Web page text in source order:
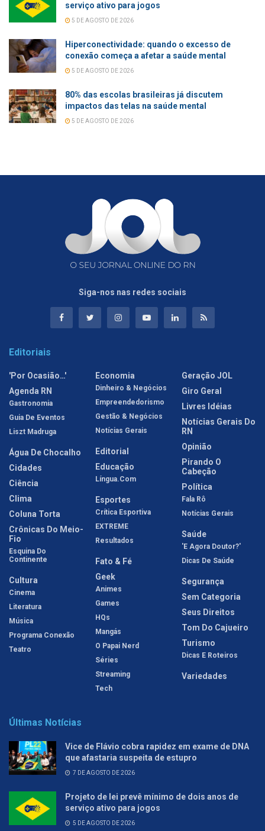
serviço ativo para jogos
5 DE AGOSTO DE 2026
Hiperconectividade: quando o excesso de
conexão começa a afetar a saúde mental
5 DE AGOSTO DE 2026
80% das escolas brasileiras já discutem
impactos das telas na saúde mental
5 DE AGOSTO DE 2026
Siga-nos nas redes sociais
Editoriais
'Por Ocasião…'
Agenda RN
Gastronomia
Guia De Eventos
Liszt Madruga
Água De Chocalho
Cidades
Ciência
Clima
Coluna Torta
Crônicas Do Meio-
Fio
Esquina Do
Continente
Cultura
Cinema
Literatura
Música
Programa Conexão
Teatro
Economia
Dinheiro & Negócios
Empreendedorismo
Gestão & Negócios
Notícias Gerais
Editorial
Educação
Língua.com
Esportes
Crítica Esportiva
EXTREME
Resultados
Fato & Fé
Geek
Animes
Games
HQs
Mangás
O Papai Nerd
Séries
Streaming
Tech
Geração JOL
Giro Geral
Livres Idéias
Notícias Gerais Do
RN
Opinião
Pirando O
Cabeção
Política
Fala Rô
Notícias Gerais
Saúde
'E Agora Doutor?'
Dicas De Saúde
Segurança
Sem Categoria
Seus Direitos
Tom Do Cajueiro
Turismo
Dicas E Roteiros
Variedades
Últimas Notícias
Vice de Flávio cobra rapidez em exame de DNA
que afastaria suspeita de estupro
7 DE AGOSTO DE 2026
Projeto de lei prevê mínimo de dois anos de
serviço ativo para jogos
5 DE AGOSTO DE 2026